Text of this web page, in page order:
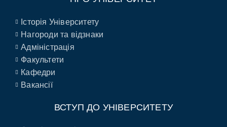
Історія Університету
Нагороди та відзнаки
Адміністрація
Факультети
Кафедри
Вакансії
ВСТУП ДО УНІВЕРСИТЕТУ